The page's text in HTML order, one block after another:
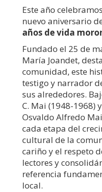
Este año
nuevo aniversario
años de vida
Fundado el 25 de
María Joandet,
comunidad, este
testigo y narrador
sus alrededores.
C. Mai (1948-1968)
Osvaldo Alfredo
cada etapa del
cultural de la
cariño y el respeto
lectores y
referencia
local.